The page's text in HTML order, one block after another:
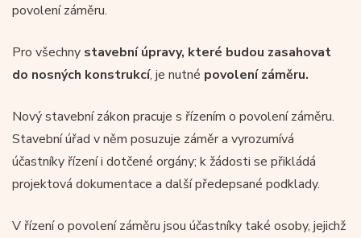
povolení záměru.
Pro všechny stavební úpravy, které budou zasahovat
do nosných konstrukcí, je nutné povolení záměru.
Nový stavební zákon pracuje s řízením o povolení záměru.
Stavební úřad v něm posuzuje záměr a vyrozumívá
účastníky řízení i dotčené orgány; k žádosti se přikládá
projektová dokumentace a další předepsané podklady.
V řízení o povolení záměru jsou účastníky také osoby, jejichž